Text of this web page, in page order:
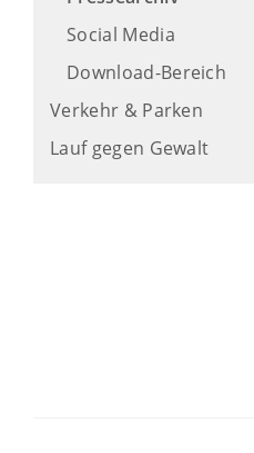
Social Media
Download-Bereich
Verkehr & Parken
Lauf gegen Gewalt